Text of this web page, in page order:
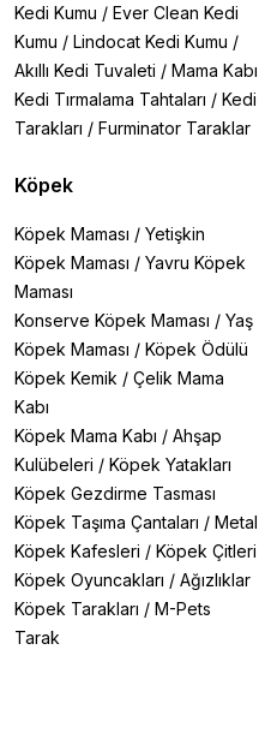
Kedi Kumu / Ever Clean Kedi
Kumu / Lindocat Kedi Kumu /
Akıllı Kedi Tuvaleti / Mama Kabı
Kedi Tırmalama Tahtaları / Kedi
Tarakları / Furminator Taraklar
Köpek
Köpek Maması / Yetişkin
Köpek Maması / Yavru Köpek
Maması
Konserve Köpek Maması / Yaş
Köpek Maması / Köpek Ödülü
Köpek Kemik / Çelik Mama
Kabı
Köpek Mama Kabı / Ahşap
Kulübeleri / Köpek Yatakları
Köpek Gezdirme Tasması
Köpek Taşıma Çantaları / Metal
Köpek Kafesleri / Köpek Çitleri
Köpek Oyuncakları / Ağızlıklar
Köpek Tarakları / M-Pets
Tarak